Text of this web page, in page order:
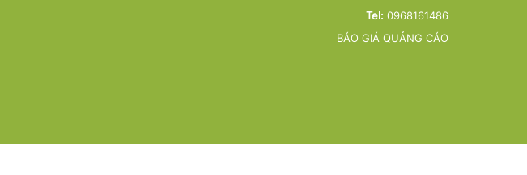
Tel: 0968161486
BÁO GIÁ QUẢNG CÁO